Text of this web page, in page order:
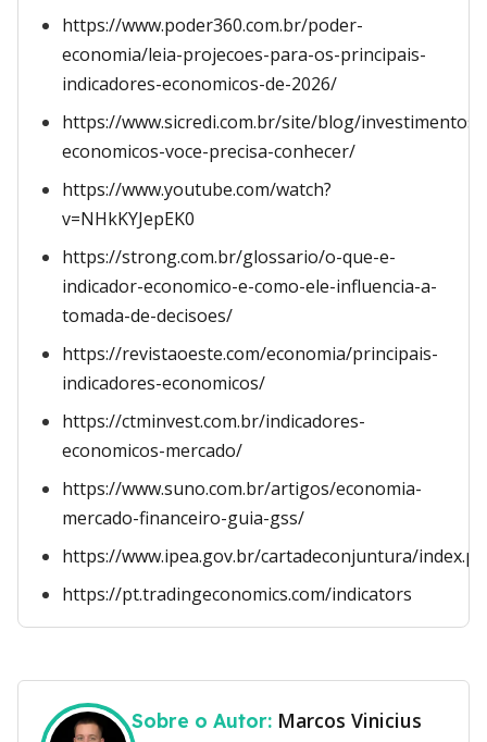
https://www.poder360.com.br/poder-
economia/leia-projecoes-para-os-principais-
indicadores-economicos-de-2026/
https://www.sicredi.com.br/site/blog/
economicos-voce-precisa-conhecer/
https://www.youtube.com/watch?
v=NHkKYJepEK0
https://strong.com.br/glossario/o-que-e-
indicador-economico-e-como-ele-influencia-a-
tomada-de-decisoes/
https://revistaoeste.com/economia/principais-
indicadores-economicos/
https://ctminvest.com.br/indicadores-
economicos-mercado/
https://www.suno.com.br/artigos/economia-
mercado-financeiro-guia-gss/
https://www.ipea.gov.br/cartadeconjuntura/
https://pt.tradingeconomics.com/indicators
Sobre o Autor: Marcos Vinicius